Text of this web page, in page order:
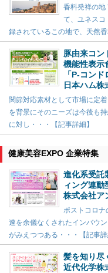
香料発祥の地
て、ユネスコ
録されているこの地で、天然
豚由来コン
機能性表示
「P-コンド
日本ハム株
関節対応素材として市場に定
を背景にそのニーズは今後も
に対し・・・【記事詳細】
健康美容EXPO 企業特集
進化系受託
ィング連動
株式会社ア
ポストコロナ
速を余儀なくされたインバウ
がみえつつある・・・【記事詳
髪を知り尽
近代化学株